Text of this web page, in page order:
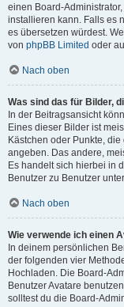
einen Board-
installieren kann. Falls es
es übersetzen würdest.
von phpBB Limited oder
Nach oben
Was sind das für Bilder,
In der Beitragsansicht
Eines dieser Bilder ist
Kästchen oder Punkte,
angeben. Das andere,
Es handelt sich hierbei in
Benutzer zu Benutzer
Nach oben
Wie verwende ich einen
In deinem persönlichen
der folgenden vier
Hochladen. Die Board-
Benutzer Avatare
solltest du die Board-